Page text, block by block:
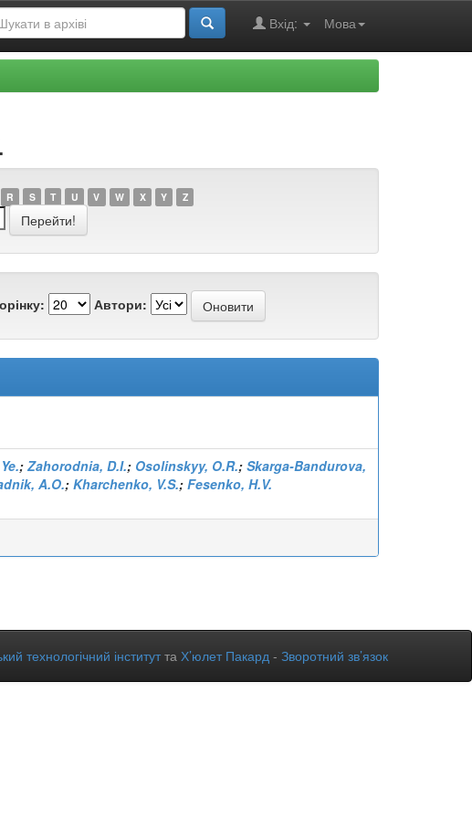
Мова
Вхід:
R S T U V W X Y Z
Автори:
; Zahorodnia, D.I.; Osolinskyy, O.R.; Skarga-Bandurova,
A.O.; Kharchenko, V.S.; Fesenko, H.V.
технологічний інститутта Х’юлет Пакард - Зворотний зв’язок